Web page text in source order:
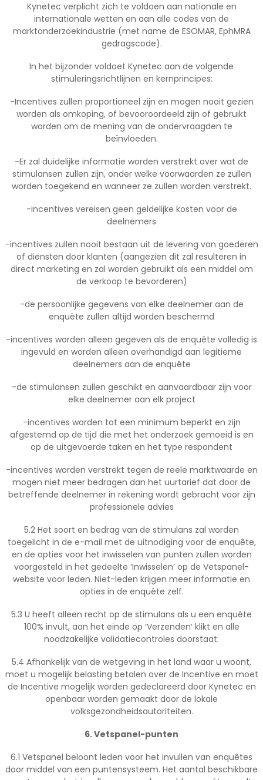
Kynetec verplicht zich te voldoen aan nationale en
internationale wetten en aan alle codes van de
marktonderzoekindustrie (met name de ESOMAR, EphMRA
gedragscode).
In het bijzonder voldoet Kynetec aan de volgende
stimuleringsrichtlijnen en kernprincipes:
-Incentives zullen proportioneel zijn en mogen nooit gezien
worden als omkoping, of bevooroordeeld zijn of gebruikt
worden om de mening van de ondervraagden te
beïnvloeden.
-Er zal duidelijke informatie worden verstrekt over wat de
stimulansen zullen zijn, onder welke voorwaarden ze zullen
worden toegekend en wanneer ze zullen worden verstrekt.
-incentives vereisen geen geldelijke kosten voor de
deelnemers
-incentives zullen nooit bestaan uit de levering van goederen
of diensten door klanten (aangezien dit zal resulteren in
direct marketing en zal worden gebruikt als een middel om
de verkoop te bevorderen)
-de persoonlijke gegevens van elke deelnemer aan de
enquête zullen altijd worden beschermd
-incentives worden alleen gegeven als de enquête volledig is
ingevuld en worden alleen overhandigd aan legitieme
deelnemers aan de enquête
-de stimulansen zullen geschikt en aanvaardbaar zijn voor
elke deelnemer aan elk project
-incentives worden tot een minimum beperkt en zijn
afgestemd op de tijd die met het onderzoek gemoeid is en
op de uitgevoerde taken en het type respondent
-incentives worden verstrekt tegen de reële marktwaarde en
mogen niet meer bedragen dan het uurtarief dat door de
betreffende deelnemer in rekening wordt gebracht voor zijn
professionele advies
5.2 Het soort en bedrag van de stimulans zal worden
toegelicht in de e-mail met de uitnodiging voor de enquête,
en de opties voor het inwisselen van punten zullen worden
voorgesteld in het gedeelte ‘Inwisselen’ op de Vetspanel-
website voor leden. Niet-leden krijgen meer informatie en
opties in de enquête zelf.
5.3 U heeft alleen recht op de stimulans als u een enquête
100% invult, aan het einde op ‘Verzenden’ klikt en alle
noodzakelijke validatiecontroles doorstaat.
5.4 Afhankelijk van de wetgeving in het land waar u woont,
moet u mogelijk belasting betalen over de Incentive en moet
de Incentive mogelijk worden gedeclareerd door Kynetec en
openbaar worden gemaakt door de lokale
volksgezondheidsautoriteiten.
6. Vetspanel-punten
6.1 Vetspanel beloont leden voor het invullen van enquêtes
door middel van een puntensysteem. Het aantal beschikbare